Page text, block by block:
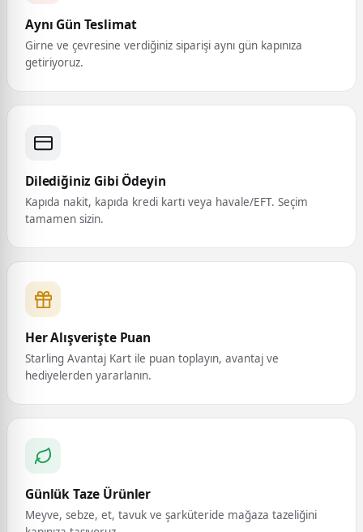
Aynı Gün Teslimat
Girne ve çevresine verdiğiniz siparişi aynı gün kapınıza
getiriyoruz.
Dilediğiniz Gibi Ödeyin
Kapıda nakit, kapıda kredi kartı veya havale/EFT. Seçim
tamamen sizin.
Her Alışverişte Puan
Starling Avantaj Kart ile puan toplayın, avantaj ve
hediyelerden yararlanın.
Günlük Taze Ürünler
Meyve, sebze, et, tavuk ve şarküteride mağaza tazeliğini